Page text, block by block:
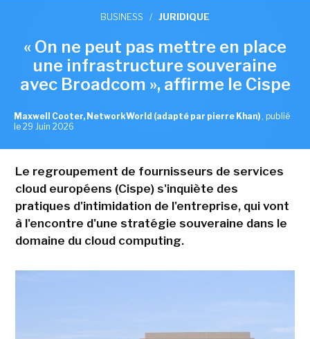
BUSINESS / JURIDIQUE
« On ne peut pas mettre en place
une infrastructure souveraine
avec Broadcom », affirme le Cispe
Maxwell Cooter, NetworkWorld (adapté par pierre Khan) , publié
le 29 Juin 2026
Le regroupement de fournisseurs de services
cloud européens (Cispe) s'inquiète des
pratiques d'intimidation de l'entreprise, qui vont
à l'encontre d'une stratégie souveraine dans le
domaine du cloud computing.